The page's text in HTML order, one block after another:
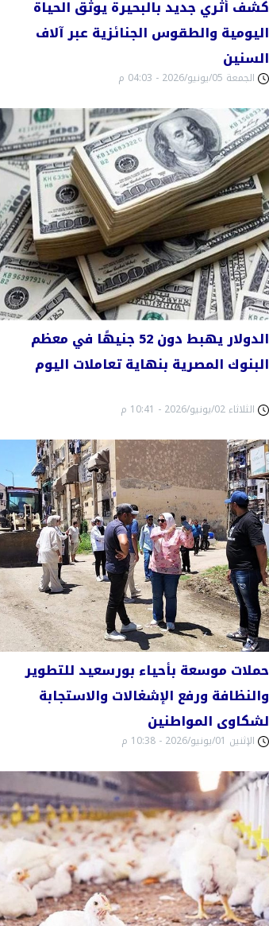
كشف أثري جديد بالبحيرة يوثق الحياة
اليومية والطقوس الجنائزية عبر آلاف
السنين
الجمعة 05/يونيو/2026 - 04:03 م
الدولار يهبط دون 52 جنيهًا في معظم
البنوك المصرية بنهاية تعاملات اليوم
الثلاثاء 02/يونيو/2026 - 10:41 م
حملات موسعة بأحياء بورسعيد للتطوير
والنظافة ورفع الإشغالات والاستجابة
لشكاوى المواطنين
الإثنين 01/يونيو/2026 - 10:38 م